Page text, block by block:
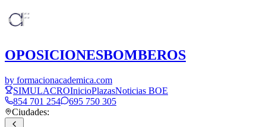
OPOSICIONESBOMBEROS
by formacionacademica.com
SIMULACROInicioPlazasNoticias BOE
854 701 254
695 750 305
Ciudades: